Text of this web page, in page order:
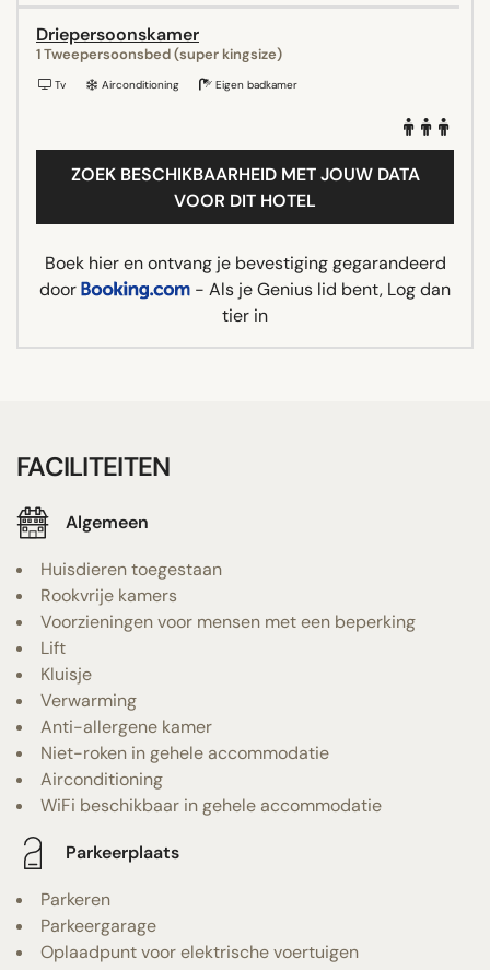
Driepersoonskamer
1 Tweepersoonsbed (super kingsize)
Tv Airconditioning Eigen badkamer
ZOEK BESCHIKBAARHEID MET JOUW DATA
VOOR DIT HOTEL
Boek hier en ontvang je bevestiging gegarandeerd
door
- Als je Genius lid bent, Log dan
tier in
FACILITEITEN
Algemeen
Huisdieren toegestaan
Rookvrije kamers
Voorzieningen voor mensen met een beperking
Lift
Kluisje
Verwarming
Anti-allergene kamer
Niet-roken in gehele accommodatie
Airconditioning
WiFi beschikbaar in gehele accommodatie
Parkeerplaats
Parkeren
Parkeergarage
Oplaadpunt voor elektrische voertuigen